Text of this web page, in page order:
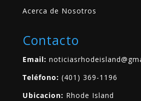
Acerca de Nosotros
Contacto
Email:
Teléfono: (401) 369-1196
Ubicacion: Rhode Island